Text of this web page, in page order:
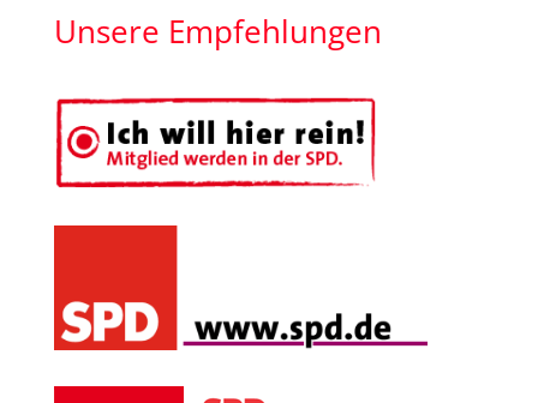
Unsere Empfehlungen